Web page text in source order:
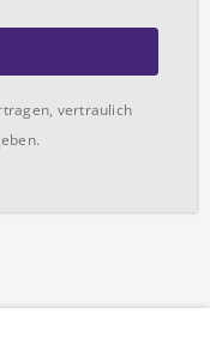
vertraulich